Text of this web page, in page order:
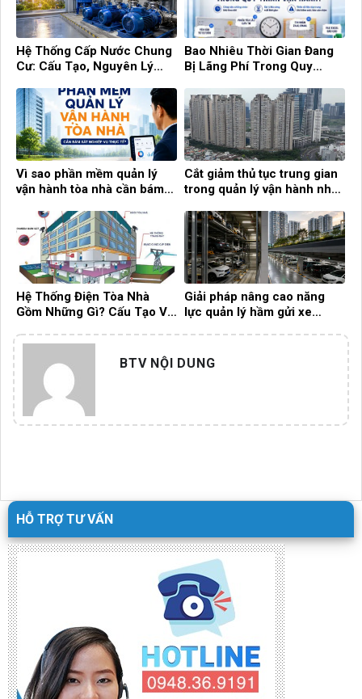
Hệ Thống Cấp Nước Chung
Cư: Cấu Tạo, Nguyên Lý
Hiệu Quả
Bao Nhiêu Thời Gian Đang
Bị Lãng Phí Trong Quy
Vì sao phần mềm quản lý
vận hành tòa nhà cần bám
Cắt giảm thủ tục trung gian
trong quản lý vận hành nhà
Hệ Thống Điện Tòa Nhà
Gồm Những Gì? Cấu Tạo Và
Vận Hành
Giải pháp nâng cao năng
lực quản lý hầm gửi xe
BTV NỘI DUNG
HỖ TRỢ TƯ VẤN